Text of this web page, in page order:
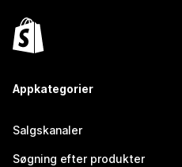
Appkategorier
Salgskanaler
Søgning efter produkter